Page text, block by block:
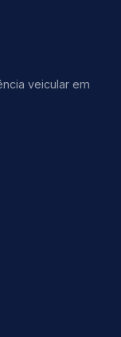
veicular em